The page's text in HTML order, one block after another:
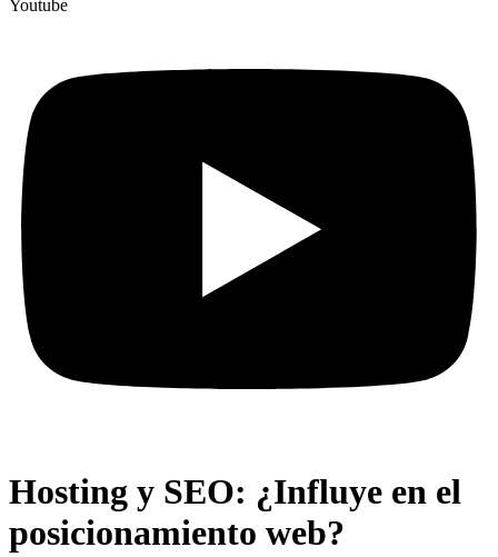
Youtube
Hosting y SEO: ¿Influye en el
posicionamiento web?